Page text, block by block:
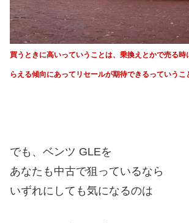
買うときに高いっていうことは、乗換えとかで売る時
らえる傾向にあってリセールが期待できるっていうこ
でも、ベンツ GLEを
あなたも中古で狙っているなら
いずれにしても気になるのは